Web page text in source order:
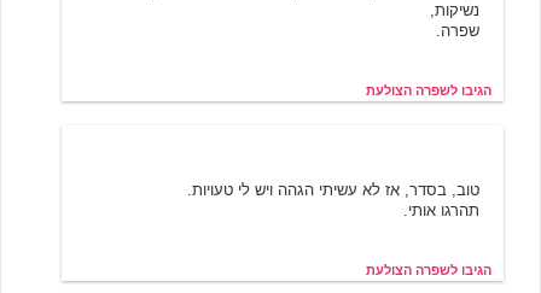
נשיקות,
שפרה.
הגיבו לשפרה הצולעת
טוב, בסדר, אז לא עשיתי הגהה ויש לי טעויות.
תהרגו אותי.
הגיבו לשפרה הצולעת